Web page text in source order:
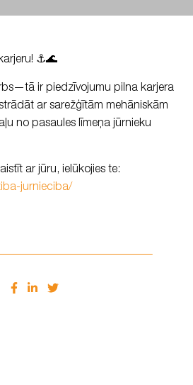
⚓🌊
ir piedzīvojumu pilna karjera
ar sarežģītām mehāniskām
no pasaules līmeņa jūrnieku
ar jūru, ielūkojies te:
jurnieciba/